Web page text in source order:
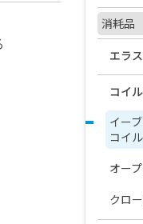
システ
フォ
ット
イン
イン
シン
ミニ
ット
ミニ
デイ
デイ
スツ
アタッ
レベ
フォ
バッ
フォ
ーブ
フォ
エルド
バンド
バンド
アタ
リン
リン
ニッ
オー
Ni ウ
オー
Ti-Ni
オー
Ni （
オー
リン
ステ
オー
オー
ステ
ステ
チタ
オー
ータⅢ
ワイ
アー
消耗品
エラ
エラ
コイ
イー
コイ
オー
クロ